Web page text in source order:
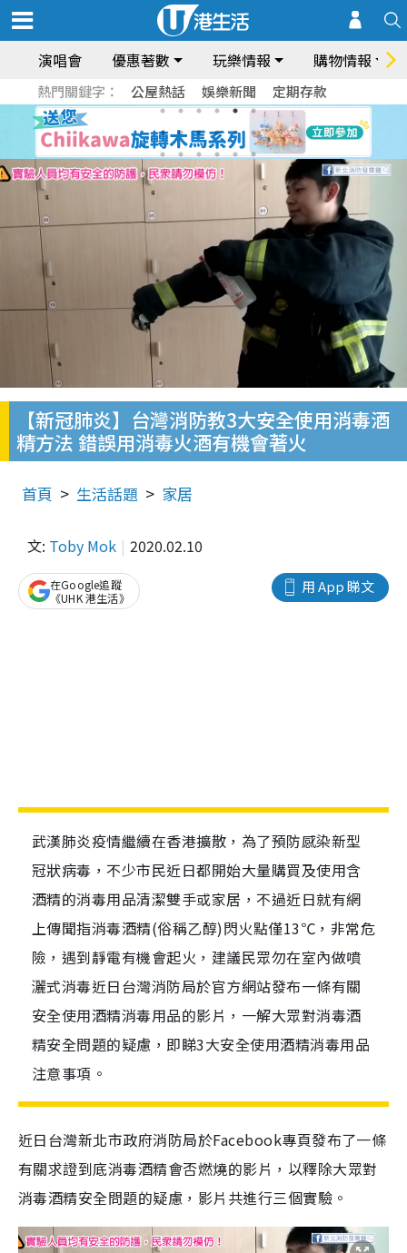
演唱會 優惠著數 玩樂情報 購物情報
熱門關鍵字： 公屋熱話 娛樂新聞 定期存款
【新冠肺炎】台灣消防教3大安全使用消毒酒
精方法 錯誤用消毒火酒有機會著火
首頁 生活話題 家居
文: Toby Mok 2020.02.10
用 App 睇文
在Google追蹤
《UHK 港生活》
武漢肺炎疫情繼續在香港擴散，為了預防感染新型
冠狀病毒，不少市民近日都開始大量購買及使用含
酒精的消毒用品清潔雙手或家居，不過近日就有網
上傳聞指消毒酒精(俗稱乙醇)閃火點僅13℃，非常危
險，遇到靜電有機會起火，建議民眾勿在室內做噴
灑式消毒近日台灣消防局於官方網站發布一條有關
安全使用酒精消毒用品的影片，一解大眾對消毒酒
精安全問題的疑慮，即睇3大安全使用酒精消毒用品
注意事項。
近日台灣新北市政府消防局於Facebook專頁發布了一條
有關求證到底消毒酒精會否燃燒的影片，以釋除大眾對
消毒酒精安全問題的疑慮，影片共進行三個實驗。